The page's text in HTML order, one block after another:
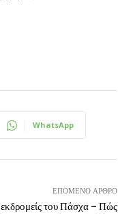
WhatsApp
ΕΠΌΜΕΝΟ ΆΡΘΡΟ
του Πάσχα – Πώς